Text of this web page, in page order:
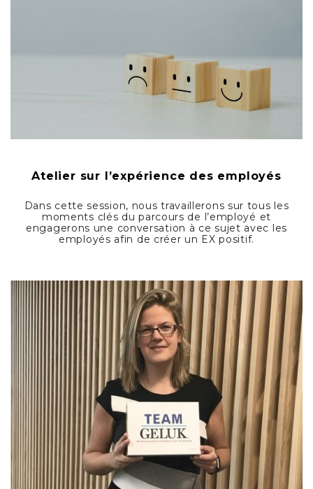
Atelier sur l’expérience des employés
Dans cette session, nous travaillerons sur tous les
moments clés du parcours de l’employé et
engagerons une conversation à ce sujet avec les
employés afin de créer un EX positif.